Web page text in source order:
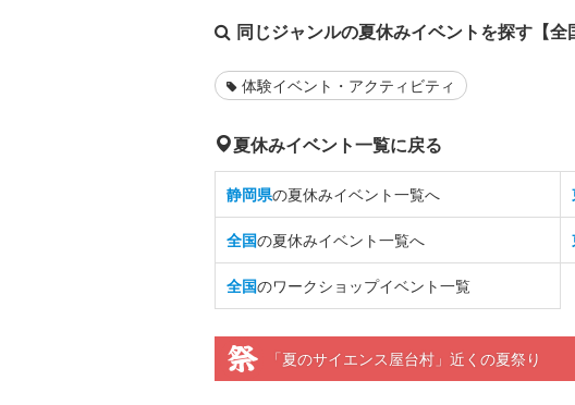
同じジャンルの夏休みイベントを探す【全
体験イベント・アクティビティ
夏休みイベント一覧に戻る
静岡県の夏休みイベント一覧へ
全国の夏休みイベント一覧へ
全国のワークショップイベント一覧
「夏のサイエンス屋台村」近くの夏祭り